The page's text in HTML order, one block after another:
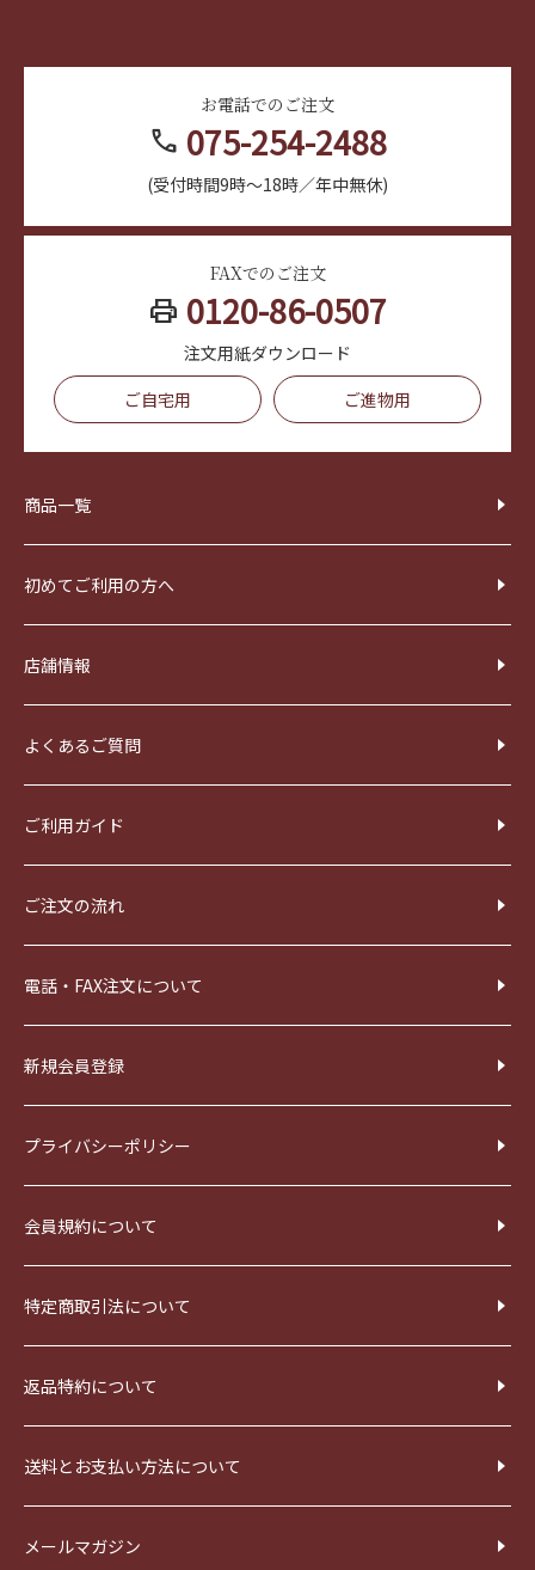
お電話でのご注文
call 075-254-2488
(受付時間9時～18時／年中無休)
FAXでのご注文
print 0120-86-0507
注文用紙ダウンロード
ご自宅用
ご進物用
商品一覧
初めてご利用の方へ
店舗情報
よくあるご質問
ご利用ガイド
ご注文の流れ
電話・FAX注文について
新規会員登録
プライバシーポリシー
会員規約について
特定商取引法について
返品特約について
送料とお支払い方法について
メールマガジン